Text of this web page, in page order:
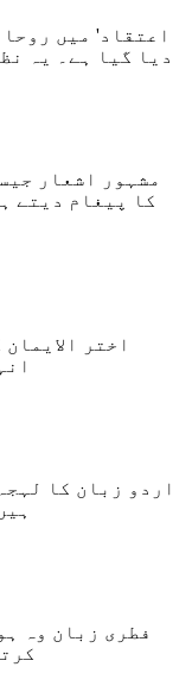
دیا گیا ہے۔ یہ
مشہور اشعار
کا پیغام دیتے
اختر
اردو زبان کا
فطری زبان وہ